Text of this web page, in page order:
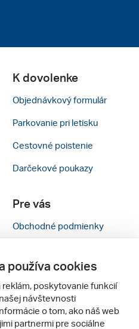
K dovolenke
Objednávkový formulár
Parkovanie pri letisku
Cestovné poistenie
Darčekové poukazy
Pre vás
Obchodné podmienky
Nastavenie cookies
Mobilná verzia webu
používa cookies
reklám, poskytovanie funkcií
návštevnosti
o tom, ako náš web
partnermi pre sociálne